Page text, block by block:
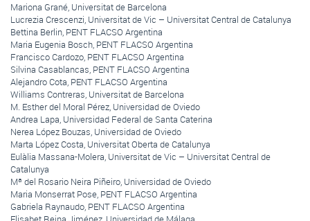
Mariona Grané, Universitat de Barcelona
Lucrezia Crescenzi, Universitat de Vic – Universitat Central de Catalunya
Bettina Berlin, PENT FLACSO Argentina
Maria Eugenia Bosch, PENT FLACSO Argentina
Francisco Cardozo, PENT FLACSO Argentina
Silvina Casablancas, PENT FLACSO Argentina
Alejandro Cota, PENT FLACSO Argentina
Williams Contreras, Universitat de Barcelona
M. Esther del Moral Pérez, Universidad de Oviedo
Andrea Lapa, Universidad Federal de Santa Caterina
Nerea López Bouzas, Universidad de Oviedo
Marta López Costa, Universitat Oberta de Catalunya
Eulàlia Massana-Molera, Universitat de Vic – Universitat Central de
Catalunya
Mª del Rosario Neira Piñeiro, Universidad de Oviedo
Maria Monserrat Pose, PENT FLACSO Argentina
Gabriela Raynaudo, PENT FLACSO Argentina